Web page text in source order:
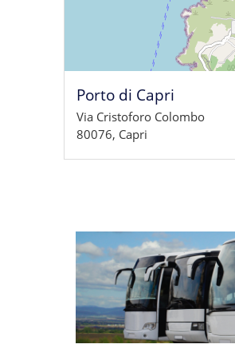
Porto di Capri
Via Cristoforo Colombo
80076, Capri